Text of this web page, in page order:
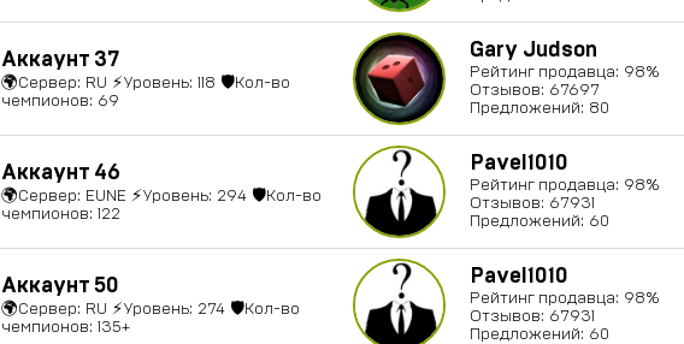
Аккаунт 37
🌍Сервер: RU ⚡Уровень: 118 🛡Кол-во
чемпионов: 69
Gary Judson
Рейтинг продавца: 98%
Отзывов: 67697
Предложений: 80
Аккаунт 46
🌍Сервер: EUNE ⚡Уровень: 294 🛡Кол-во
чемпионов: 122
Pavel1010
Рейтинг продавца: 98%
Отзывов: 67931
Предложений: 60
Аккаунт 50
🌍Сервер: RU ⚡Уровень: 274 🛡Кол-во
чемпионов: 135+
Pavel1010
Рейтинг продавца: 98%
Отзывов: 67931
Предложений: 60
Губайт Мухамедьянов
Ребят я скинул
Эмиль Спарта